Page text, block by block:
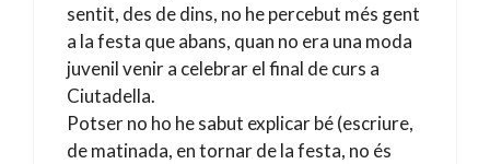
sentit, des de dins, no he percebut més gent
a la festa que abans, quan no era una moda
juvenil venir a celebrar el final de curs a
Ciutadella.
Potser no ho he sabut explicar bé (escriure,
de matinada, en tornar de la festa, no és